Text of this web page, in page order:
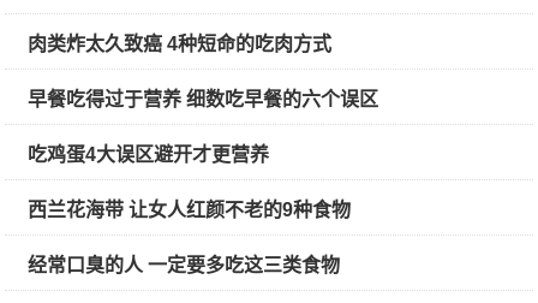
肉类炸太久致癌 4种短命的吃肉方式
早餐吃得过于营养 细数吃早餐的六个误区
吃鸡蛋4大误区避开才更营养
西兰花海带 让女人红颜不老的9种食物
经常口臭的人 一定要多吃这三类食物